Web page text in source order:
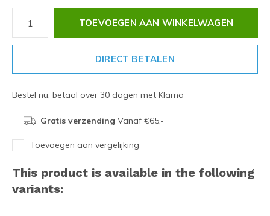
TOEVOEGEN AAN WINKELWAGEN
DIRECT BETALEN
Bestel nu, betaal over 30 dagen met Klarna
Gratis verzending Vanaf €65,-
Toevoegen aan vergelijking
This product is available in the following
variants: